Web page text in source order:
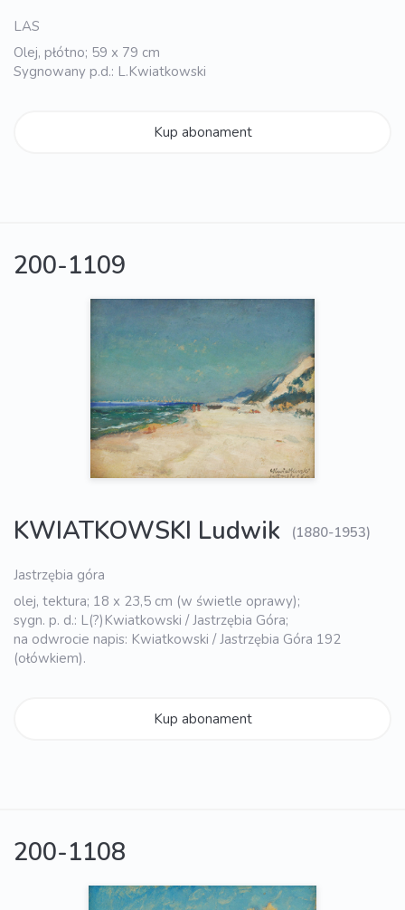
LAS
Olej, płótno; 59 x 79 cm
Sygnowany p.d.: L.Kwiatkowski
Kup abonament
200-1109
KWIATKOWSKI Ludwik (1880-1953)
Jastrzębia góra
olej, tektura; 18 x 23,5 cm (w świetle oprawy);
sygn. p. d.: L(?)Kwiatkowski / Jastrzębia Góra;
na odwrocie napis: Kwiatkowski / Jastrzębia Góra 192
(ołówkiem).
Kup abonament
200-1108